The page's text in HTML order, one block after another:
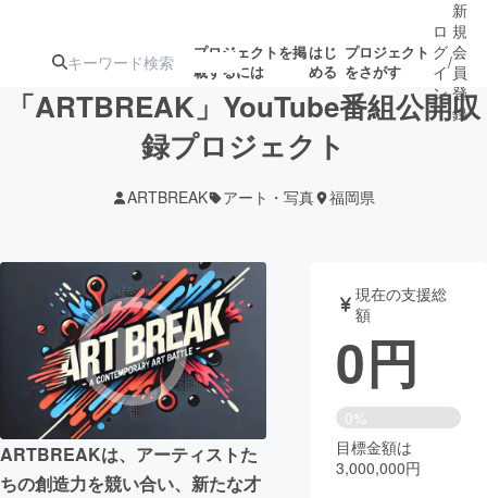
プロジェクトを掲
載するには
はじ
める
プロジェクト
をさがす
ターン
ジェクト
募集終了が近いプ
ロジェクト
アート・写真 音楽
テクノロジー・ガジェット ゲーム・サ
映像・映画 書籍・雑誌
ビジネス・起業 チャレンジ
ロ
グ
イ
ン
/
新
規
会
員
登
録
「ARTBREAK」YouTube番組公開収
録プロジェクト
ARTBREAK アート・写真 福岡県
ARTBREAKは、アーティストた
ちの創造力を競い合い、新たな才
現在の支援総
額
0円
0%
目標金額は
3,000,000円